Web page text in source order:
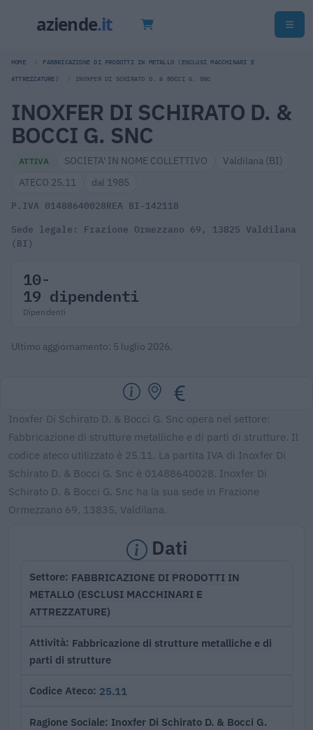
HOME FABBRICAZIONE DI PRODOTTI IN METALLO (ESCLUSI MACCHINARI E
ATTREZZATURE) INOXFER DI SCHIRATO D. & BOCCI G. SNC
INOXFER DI SCHIRATO D. &
BOCCI G. SNC
ATTIVA SOCIETA' IN NOME COLLETTIVO
Valdilana (BI)
ATECO 25.11
dal 1985
P.IVA 01488640028REA BI-142118
Sede legale: Frazione Ormezzano 69, 13825 Valdilana
(BI)
10-
19 dipendenti
Dipendenti
Ultimo aggiornamento: 5 luglio 2026.
Inoxfer Di Schirato D. & Bocci G. Snc opera nel settore:
Fabbricazione di strutture metalliche e di parti di strutture. Il
codice ateco utilizzato è 25.11. La partita IVA di Inoxfer Di
Schirato D. & Bocci G. Snc è 01488640028. Inoxfer Di
Schirato D. & Bocci G. Snc ha la sua sede in Frazione
Ormezzano 69, 13835, Valdilana.
Dati
Settore FABBRICAZIONE DI PRODOTTI IN
METALLO (ESCLUSI MACCHINARI E
ATTREZZATURE)
Attività Fabbricazione di strutture metalliche e di
parti di strutture
Codice Ateco 25.11
Ragione Sociale Inoxfer Di Schirato D. & Bocci G.